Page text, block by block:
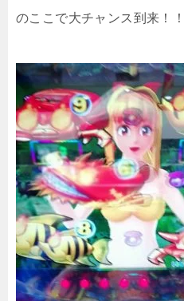
のここで大チャンス到来！！